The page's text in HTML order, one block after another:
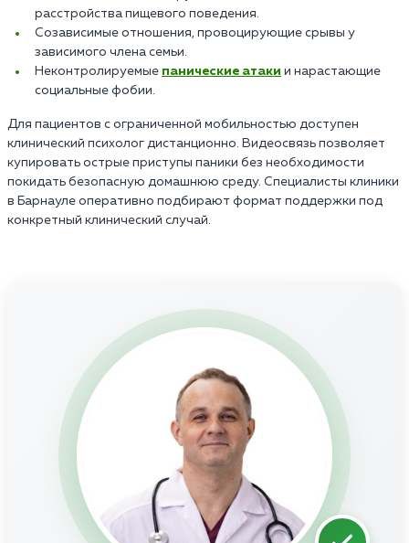
расстройства пищевого поведения.
Созависимые отношения, провоцирующие срывы у
зависимого члена семьи.
Неконтролируемые панические атаки и нарастающие
социальные фобии.
Для пациентов с ограниченной мобильностью доступен
клинический психолог дистанционно. Видеосвязь позволяет
купировать острые приступы паники без необходимости
покидать безопасную домашнюю среду. Специалисты клиники
в Барнауле оперативно подбирают формат поддержки под
конкретный клинический случай.